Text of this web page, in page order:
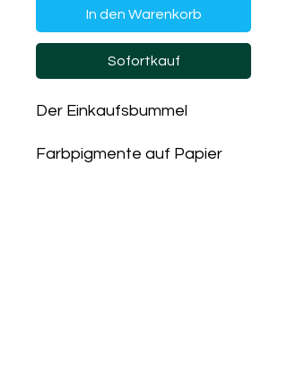
In den Warenkorb
Sofortkauf
Der Einkaufsbummel
Farbpigmente auf Papier